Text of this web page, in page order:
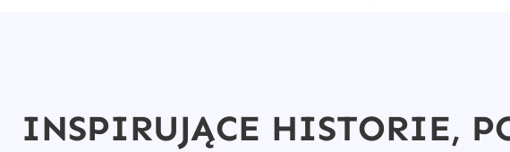
INSPIRUJĄCE HISTORIE,